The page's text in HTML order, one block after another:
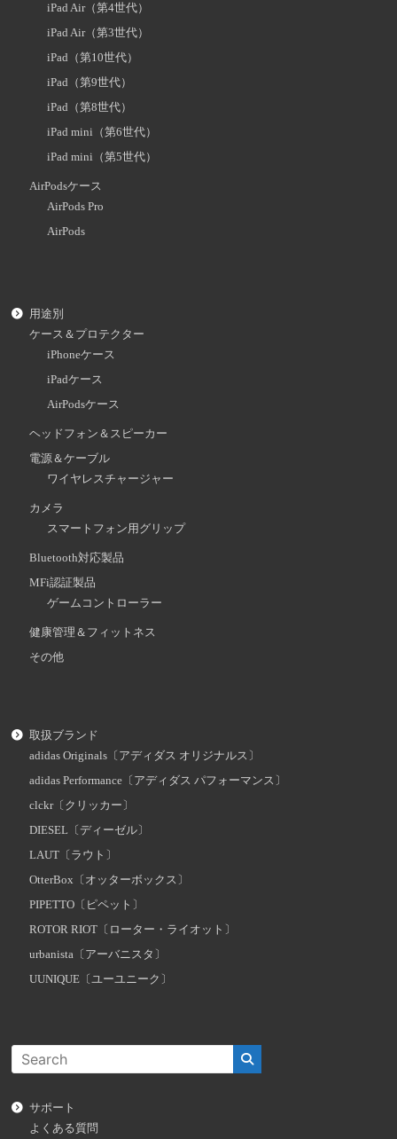
iPad Air（第4世代）
iPad Air（第3世代）
iPad（第10世代）
iPad（第9世代）
iPad（第8世代）
iPad mini（第6世代）
iPad mini（第5世代）
AirPodsケース
AirPods Pro
AirPods
用途別
ケース＆プロテクター
iPhoneケース
iPadケース
AirPodsケース
ヘッドフォン＆スピーカー
電源＆ケーブル
ワイヤレスチャージャー
カメラ
スマートフォン用グリップ
Bluetooth対応製品
MFi認証製品
ゲームコントローラー
健康管理＆フィットネス
その他
取扱ブランド
adidas Originals〔アディダス オリジナルス〕
adidas Performance〔アディダス パフォーマンス〕
clckr〔クリッカー〕
DIESEL〔ディーゼル〕
LAUT〔ラウト〕
OtterBox〔オッターボックス〕
PIPETTO〔ピペット〕
ROTOR RIOT〔ローター・ライオット〕
urbanista〔アーバニスタ〕
UUNIQUE〔ユーユニーク〕
サポート
よくある質問